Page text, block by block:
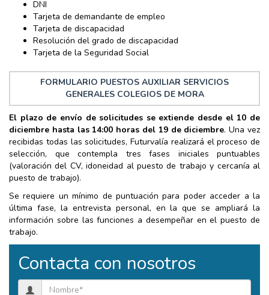
DNI
Tarjeta de demandante de empleo
Tarjeta de discapacidad
Resolución del grado de discapacidad
Tarjeta de la Seguridad Social
FORMULARIO PUESTOS AUXILIAR SERVICIOS
GENERALES COLEGIOS DE MORA
El plazo de envío de solicitudes se extiende desde el 10 de
diciembre hasta las 14:00 horas del 19 de diciembre. Una vez
recibidas todas las solicitudes, Futurvalía realizará el proceso de
selección, que contempla tres fases iniciales puntuables
(valoración del CV, idoneidad al puesto de trabajo y cercanía al
puesto de trabajo).
Se requiere un mínimo de puntuación para poder acceder a la
última fase, la entrevista personal, en la que se ampliará la
información sobre las funciones a desempeñar en el puesto de
trabajo.
Contacta con nosotros